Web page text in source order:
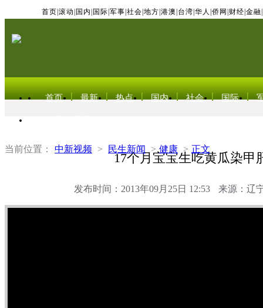
首页 滚动 国内 国际 军事 社会 地方 港澳 台湾 华人 侨网 财经 金融
首页 最新 热点 国内 社会 国际
当前位置： 中新视频 > 民生新闻 > 健康 > 正文
17个月宝宝生吃黄瓜染甲
发布时间：2013年09月25日 12:53 来源：辽